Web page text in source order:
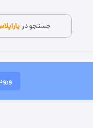
جستجو در